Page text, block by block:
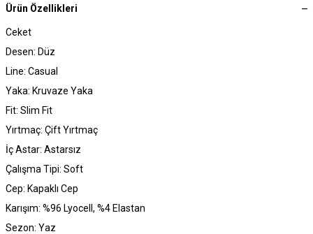
Ürün Özellikleri
Ceket
Desen: Düz
Line: Casual
Yaka: Kruvaze Yaka
Fit: Slim Fit
Yırtmaç: Çift Yırtmaç
İç Astar: Astarsız
Çalışma Tipi: Soft
Cep: Kapaklı Cep
Karışım: %96 Lyocell, %4 Elastan
Sezon: Yaz